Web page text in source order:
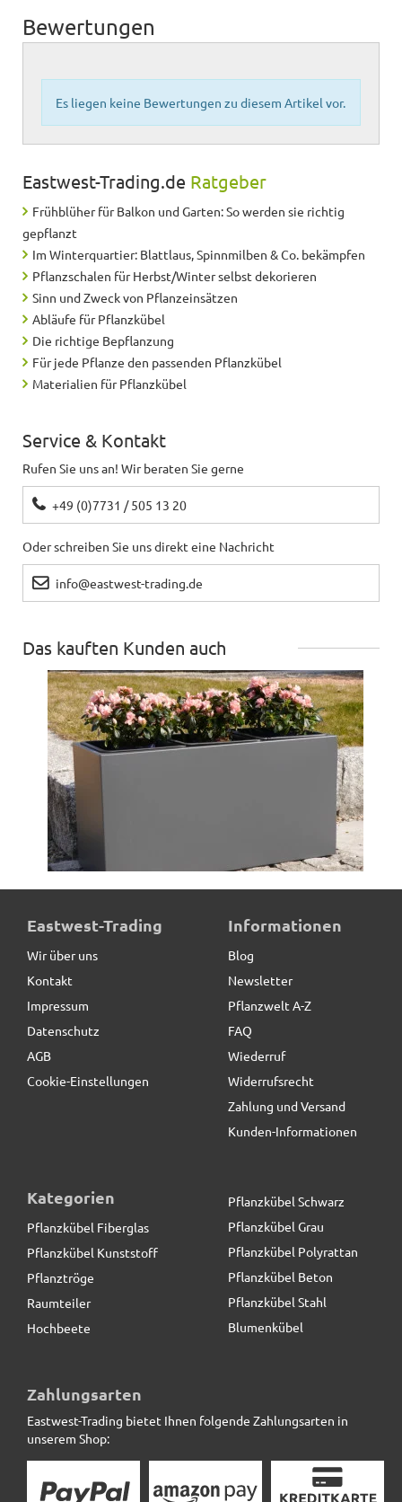
Bewertungen
Es liegen keine Bewertungen zu diesem Artikel vor.
Eastwest-Trading.de Ratgeber
Frühblüher für Balkon und Garten: So werden sie richtig
gepflanzt
Im Winterquartier: Blattlaus, Spinnmilben & Co. bekämpfen
Pflanzschalen für Herbst/Winter selbst dekorieren
Sinn und Zweck von Pflanzeinsätzen
Abläufe für Pflanzkübel
Die richtige Bepflanzung
Für jede Pflanze den passenden Pflanzkübel
Materialien für Pflanzkübel
Service & Kontakt
Rufen Sie uns an! Wir beraten Sie gerne
+49 (0)7731 / 505 13 20
Oder schreiben Sie uns direkt eine Nachricht
info@eastwest-trading.de
Das kauften Kunden auch
Pflanztrog aus Metall, anthrazit
549,00 € *
39,90 € *
Eastwest-Trading
Wir über uns
Kontakt
Impressum
Datenschutz
AGB
Cookie-Einstellungen
Informationen
Blog
Newsletter
Pflanzwelt A-Z
FAQ
Wiederruf
Widerrufsrecht
Zahlung und Versand
Kunden-Informationen
Kategorien
Pflanzkübel Fiberglas
Pflanzkübel Kunststoff
Pflanztröge
Raumteiler
Hochbeete
Pflanzkübel Schwarz
Pflanzkübel Grau
Pflanzkübel Polyrattan
Pflanzkübel Beton
Pflanzkübel Stahl
Blumenkübel
Zahlungsarten
Eastwest-Trading bietet Ihnen folgende Zahlungsarten in
unserem Shop: